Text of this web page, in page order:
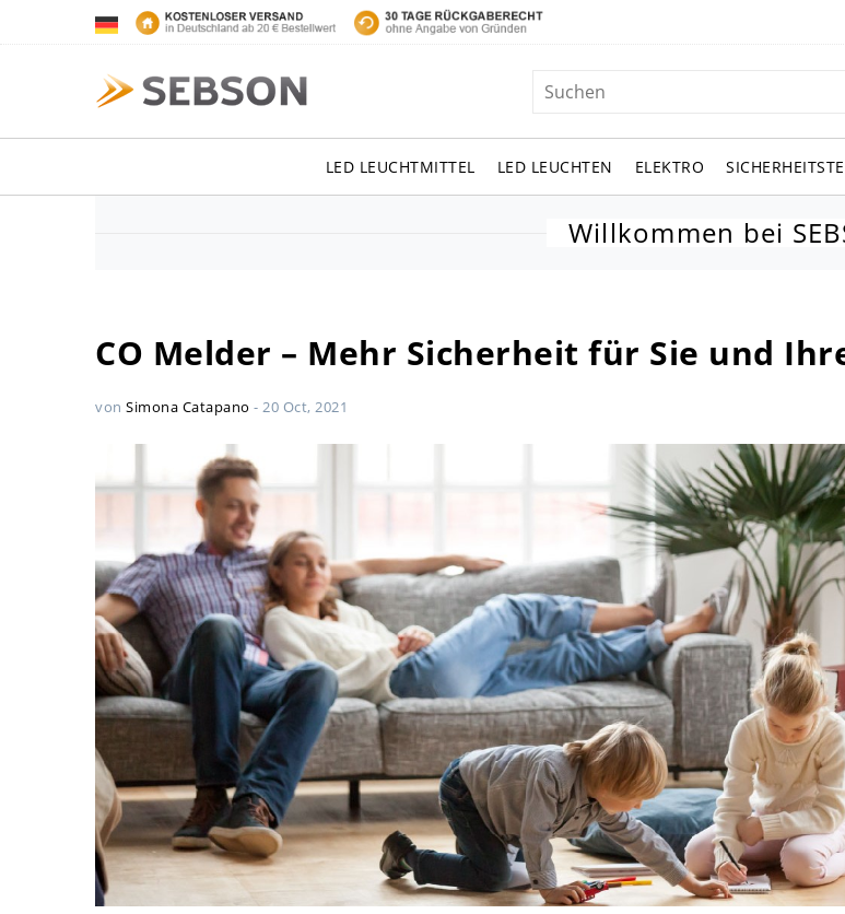
LED LEUCHTMITTEL LED LEUCHTEN ELEKTRO
Willkommen bei
CO Melder – Mehr Sicherheit für Sie und
von Simona Catapano - 20 Oct, 2021